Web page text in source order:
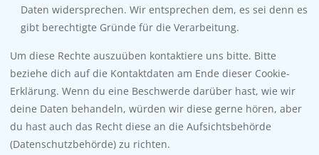
Daten widersprechen. Wir entsprechen dem, es sei denn es
gibt berechtigte Gründe für die Verarbeitung.
Um diese Rechte auszuüben kontaktiere uns bitte. Bitte
beziehe dich auf die Kontaktdaten am Ende dieser Cookie-
Erklärung. Wenn du eine Beschwerde darüber hast, wie wir
deine Daten behandeln, würden wir diese gerne hören, aber
du hast auch das Recht diese an die Aufsichtsbehörde
(Datenschutzbehörde) zu richten.